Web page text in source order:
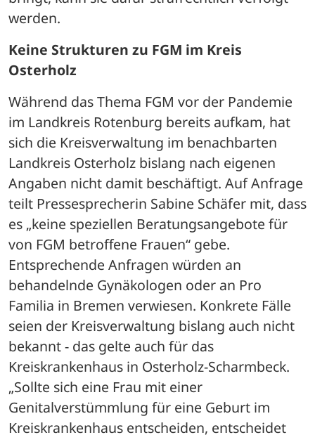
werden.
Keine Strukturen zu FGM im Kreis
Osterholz
Während das Thema FGM vor der Pandemie
im Landkreis Rotenburg bereits aufkam, hat
sich die Kreisverwaltung im benachbarten
Landkreis Osterholz bislang nach eigenen
Angaben nicht damit beschäftigt. Auf Anfrage
teilt Pressesprecherin Sabine Schäfer mit, dass
es „keine speziellen Beratungsangebote für
von FGM betroffene Frauen“ gebe.
Entsprechende Anfragen würden an
behandelnde Gynäkologen oder an Pro
Familia in Bremen verwiesen. Konkrete Fälle
seien der Kreisverwaltung bislang auch nicht
bekannt - das gelte auch für das
Kreiskrankenhaus in Osterholz-Scharmbeck.
„Sollte sich eine Frau mit einer
Genitalverstümmlung für eine Geburt im
Kreiskrankenhaus entscheiden, entscheidet